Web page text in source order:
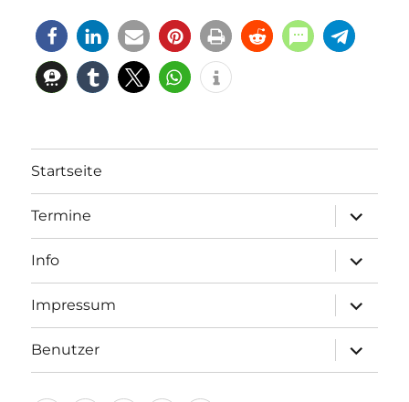
Startseite
Termine
öffnen
Info
öffnen
Impressum
öffnen
Benutzer
öffnen